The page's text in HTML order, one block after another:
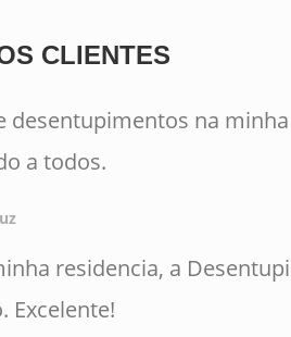
CLIENTES
na
a todos.
residencia, a
Excelente!